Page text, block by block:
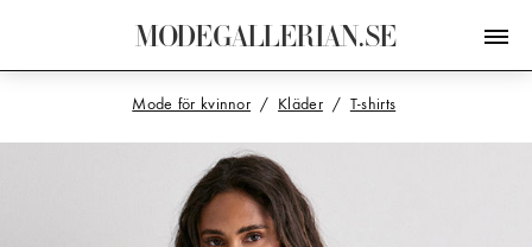
MODEGALLERIAN.SE
Mode för kvinnor Kläder T-shirts